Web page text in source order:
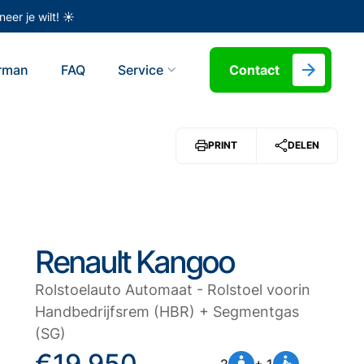
je wilt! ☀️
FAQ Service Contact
PRINT DELEN
Renault Kangoo
Rolstoelauto Automaat - Rolstoel voorin
Handbedrijfsrem (HBR) + Segmentgas
(SG)